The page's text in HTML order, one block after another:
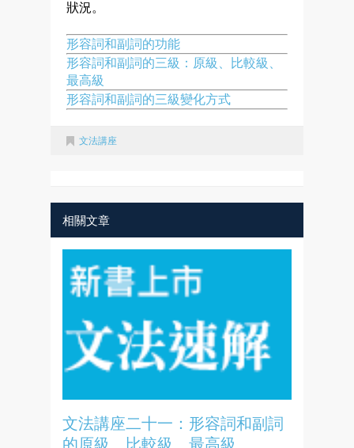
狀況。
形容詞和副詞的功能
形容詞和副詞的三級：原級、比較級、
最高級
形容詞和副詞的三級變化方式
文法講座
相關文章
文法講座二十一：形容詞和副詞
的原級、比較級、最高級